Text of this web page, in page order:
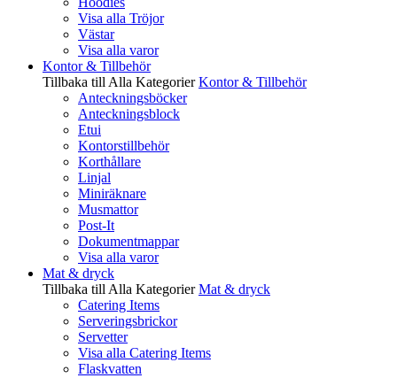
Visa alla Tröjor
Västar
Visa alla varor
Kontor & Tillbehör
Tillbaka till Alla Kategorier Kontor & Tillbehör
Anteckningsböcker
Anteckningsblock
Etui
Kontorstillbehör
Korthållare
Linjal
Miniräknare
Musmattor
Post-It
Dokumentmappar
Visa alla varor
Mat & dryck
Tillbaka till Alla Kategorier Mat & dryck
Catering Items
Serveringsbrickor
Servetter
Visa alla Catering Items
Flaskvatten